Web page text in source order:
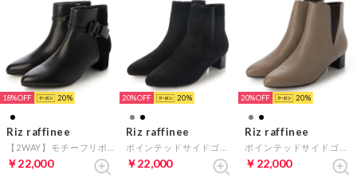
18% 20
Riz raffinee
￥22,000
20% 20
Riz raffinee
￥22,000
20% 20
Riz raffinee
￥22,000